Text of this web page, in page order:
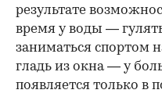
результате
время у воды —
заниматься спортом
гладь из окна — у
появляется только в